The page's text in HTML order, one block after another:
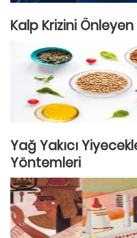
Kalp Krizini
Yağ Yakıcı
Yöntemleri